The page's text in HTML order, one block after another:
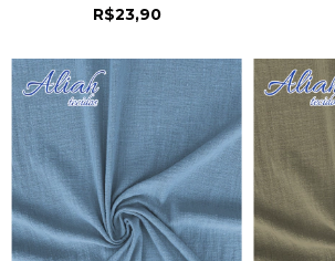
R$23,90